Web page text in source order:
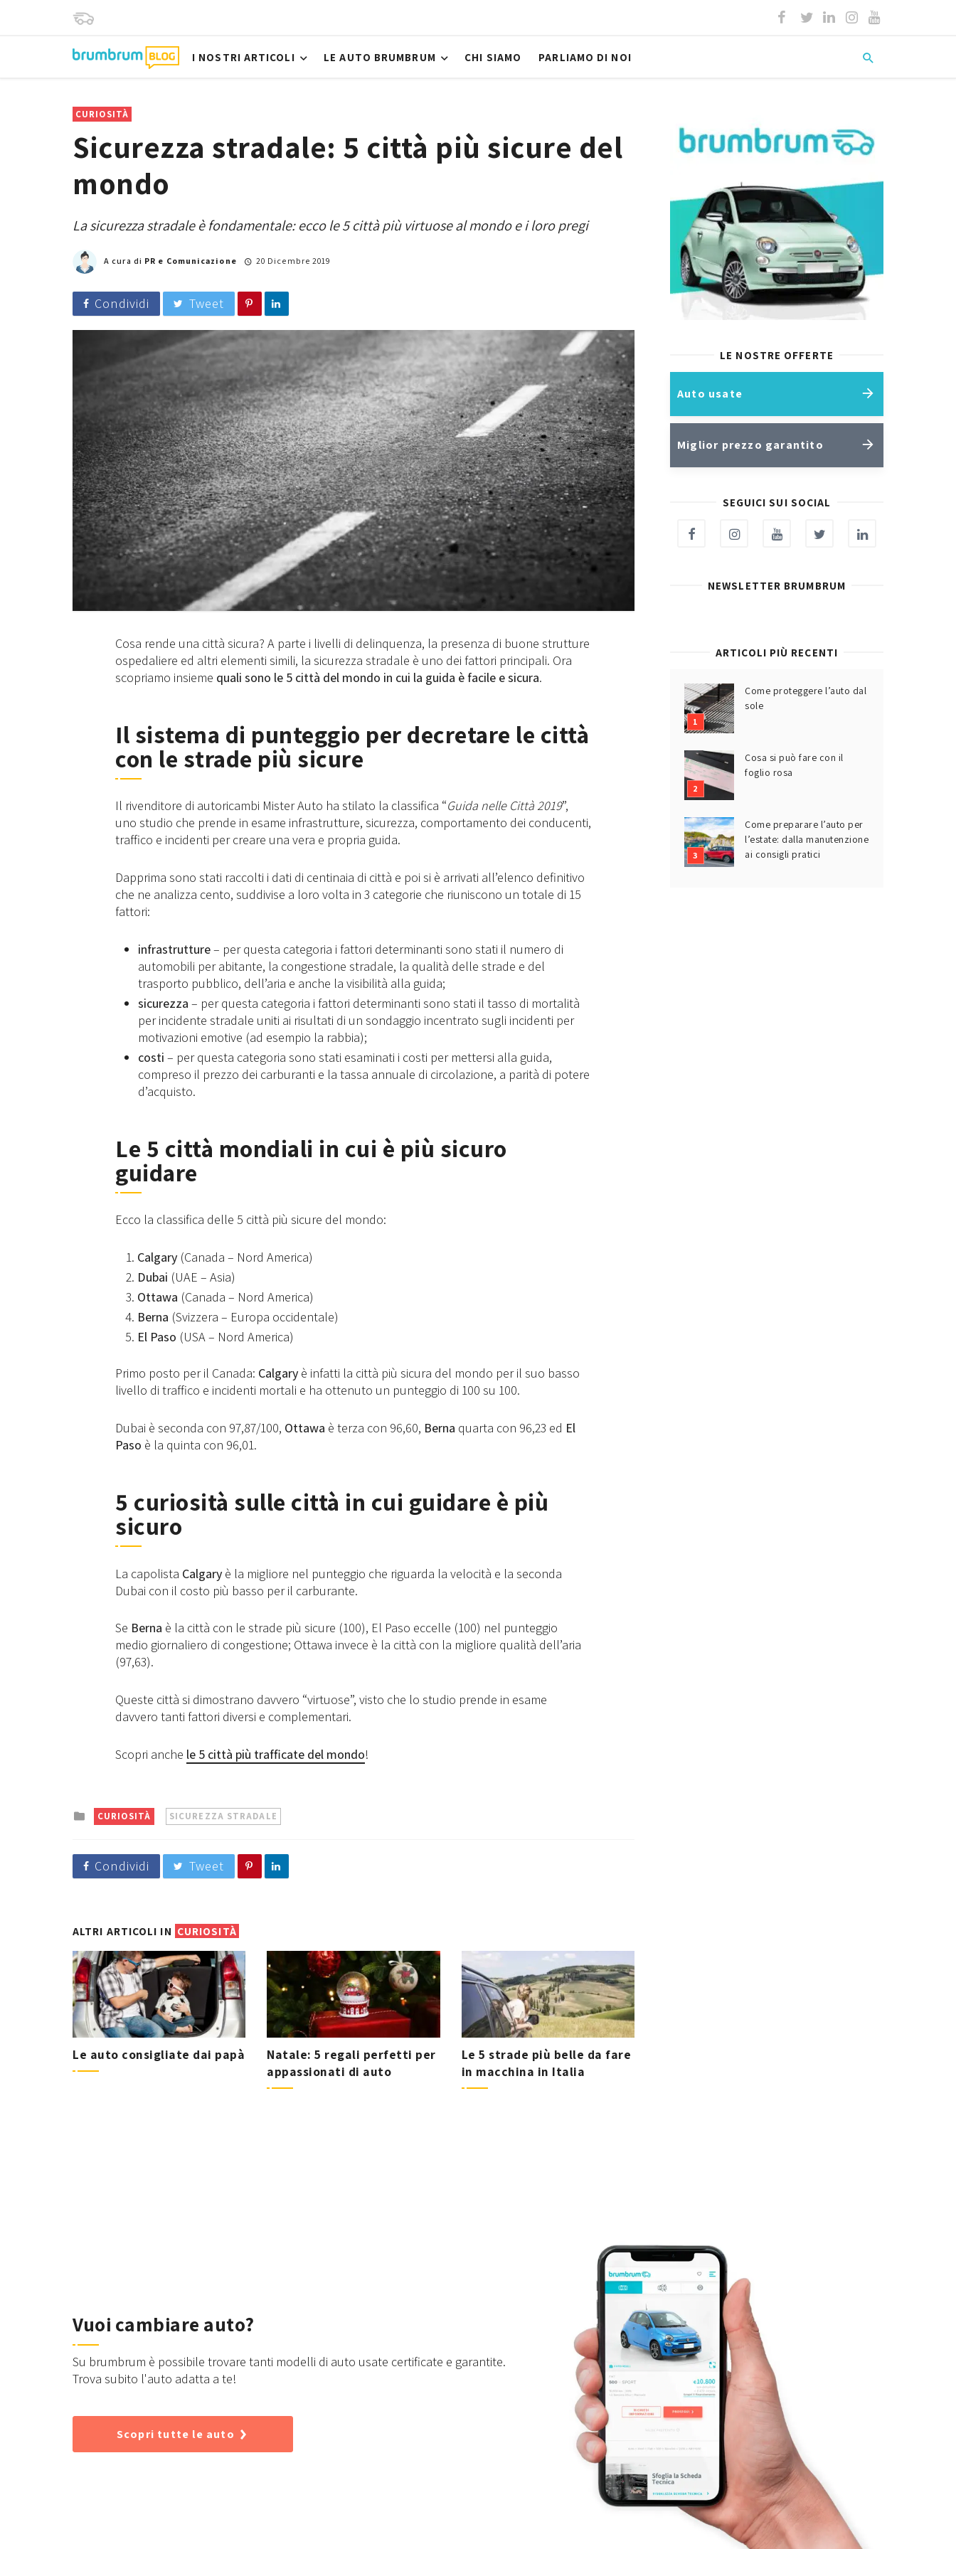
I NOSTRI ARTICOLI LE AUTO BRUMBRUM CHI SIAMO PARLIAMO DI NOI
CURIOSITÀ
Sicurezza stradale: 5 città più sicure del
mondo
La sicurezza stradale è fondamentale: ecco le 5 città più virtuose al mondo e i loro pregi
A cura di PR e Comunicazione 20 Dicembre 2019
Condividi Tweet
Cosa rende una città sicura? A parte i livelli di delinquenza, la presenza di buone strutture
ospedaliere ed altri elementi simili, la sicurezza stradale è uno dei fattori principali. Ora
scopriamo insieme quali sono le 5 città del mondo in cui la guida è facile e sicura.
Il sistema di punteggio per decretare le città
con le strade più sicure
Il rivenditore di autoricambi Mister Auto ha stilato la classifica “Guida nelle Città 2019”,
uno studio che prende in esame infrastrutture, sicurezza, comportamento dei conducenti,
traffico e incidenti per creare una vera e propria guida.
Dapprima sono stati raccolti i dati di centinaia di città e poi si è arrivati all’elenco definitivo
che ne analizza cento, suddivise a loro volta in 3 categorie che riuniscono un totale di 15
fattori:
infrastrutture– per questa categoria i fattori determinanti sono stati il numero di
automobili per abitante, la congestione stradale, la qualità delle strade e del
trasporto pubblico, dell’aria e anche la visibilità alla guida;
sicurezza – per questa categoria i fattori determinanti sono stati il tasso di mortalità
per incidente stradale uniti ai risultati di un sondaggio incentrato sugli incidenti per
motivazioni emotive (ad esempio la rabbia);
costi – per questa categoria sono stati esaminati i costi per mettersi alla guida,
compreso il prezzo dei carburanti e la tassa annuale di circolazione, a parità di potere
d’acquisto.
Le 5 città mondiali in cui è più sicuro
guidare
Ecco la classifica delle 5 città più sicure del mondo:
Calgary(Canada – Nord America)
Dubai (UAE – Asia)
Ottawa (Canada – Nord America)
Berna (Svizzera – Europa occidentale)
El Paso (USA – Nord America)
Primo posto per il Canada: Calgary è infatti la città più sicura del mondo per il suo basso
livello di traffico e incidenti mortali e ha ottenuto un punteggio di 100 su 100.
Dubai è seconda con 97,87/100, Ottawa è terza con 96,60, Berna quarta con 96,23 ed El
Paso è la quinta con 96,01.
5 curiosità sulle città in cui guidare è più
sicuro
La capolista Calgary è la migliore nel punteggio che riguarda la velocità e la seconda
Dubai con il costo più basso per il carburante.
Se Berna è la città con le strade più sicure (100), El Paso eccelle (100) nel punteggio
medio giornaliero di congestione; Ottawa invece è la città con la migliore qualità dell’aria
(97,63).
Queste città si dimostrano davvero “virtuose”, visto che lo studio prende in esame
davvero tanti fattori diversi e complementari.
Scopri anche le 5 città più trafficate del mondo!
Posted
CURIOSITÀ SICUREZZA STRADALE
Condividi Tweet
ALTRI ARTICOLI IN CURIOSITÀ
Le auto consigliate dai papà
Natale: 5 regali perfetti per
appassionati di auto
Le 5 strade più belle da fare
in macchina in Italia
LE NOSTRE OFFERTE
Auto usate
Miglior prezzo garantito
SEGUICI SUI SOCIAL
NEWSLETTER BRUMBRUM
ARTICOLI PIÙ RECENTI
Come proteggere l’auto dal
sole
Cosa si può fare con il
foglio rosa
Come preparare l’auto per
l’estate: dalla manutenzione
ai consigli pratici
Vuoi cambiare auto?
Su brumbrum è possibile trovare tanti modelli di auto usate certificate e garantite.
Trova subito l'auto adatta a te!
Scopri tutte le auto